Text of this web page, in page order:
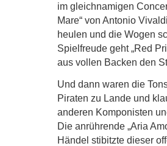
im gleichnamigen
Mare“ von Antonio
heulen und die Wogen
Spielfreude geht „Red
aus vollen Backen den
Und dann waren die
Piraten zu Lande und
anderen Komponisten
Die anrührende „Aria
Händel stibitzte dieser